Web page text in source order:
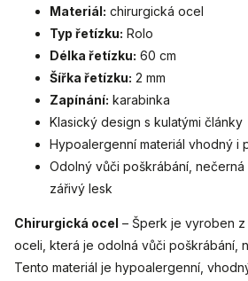
Materiál: chirurgická ocel
Typ řetízku: Rolo
Délka řetízku: 60 cm
Šířka řetízku: 2 mm
Zapínání: karabinka
Klasický design s kulatými články
Hypoalergenní materiál vhodný i
Odolný vůči poškrábání, nečerná
zářivý lesk
Chirurgická ocel – Šperk je vyroben
oceli, která je odolná vůči poškrábání,
Tento materiál je hypoalergenní,